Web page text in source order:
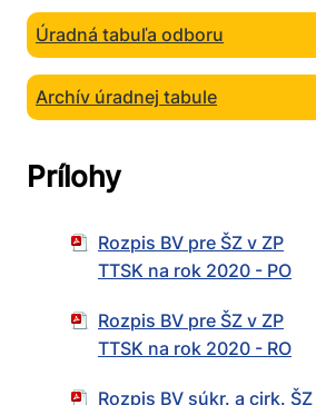
Úradná tabuľa odboru
Archív úradnej tabule
Prílohy
Rozpis BV pre ŠZ v ZP
TTSK na rok 2020 - PO
Rozpis BV pre ŠZ v ZP
TTSK na rok 2020 - RO
Rozpis BV súkr. a cirk. ŠZ